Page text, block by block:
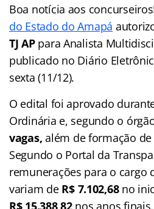
Boa notícia aos
do Estado do Amapá
TJ APpara Analista
publicado no Diário
sexta (11/12).
O edital foi aprovado
Ordinária e, segundo o
vagas, além de formação
Segundo o Portal da
remunerações para o cargo
variam de R$ 7.102,68no
R$ 15.388,82nos anos finais.